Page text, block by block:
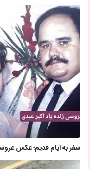
سفر به ایام قدیم؛ عکس عروسی